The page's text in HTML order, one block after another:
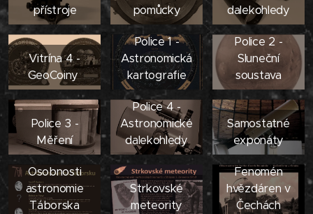
přístroje
pomůcky
dalekohledy
Vitrína 4 -
GeoCoiny
Police 1 -
Astronomická
kartografie
Police 2 -
Sluneční
soustava
Police 3 -
Měření
Police 4 -
Astronomické
dalekohledy
Samostatné
exponáty
Osobnosti
astronomie
Táborska
Strkovské
meteority
Fenomén
hvězdáren v
Čechách